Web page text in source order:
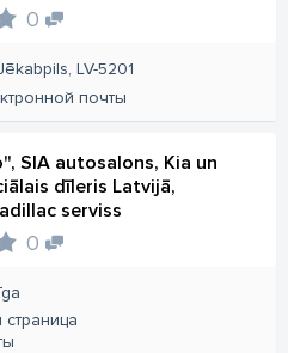
0
LV-5201
почты
SIA autosalons, Kia un
dīleris Latvijā,
serviss
0